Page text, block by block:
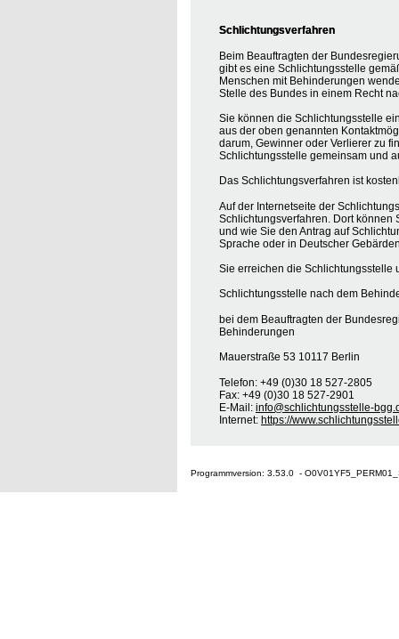
Schlichtungsverfahren
Beim Beauftragten der
gibt es eine Schlichtungsstelle
Menschen mit Behinderungen
Stelle des Bundes in einem Recht
Sie können die Schlichtungsstelle
aus der oben genannten
darum, Gewinner oder Verlierer zu
Schlichtungsstelle gemeinsam und
Das Schlichtungsverfahren ist
Auf der Internetseite der
Schlichtungsverfahren. Dort können
und wie Sie den Antrag auf
Sprache oder in Deutscher
Sie erreichen die Schlichtungsstelle
Schlichtungsstelle nach dem
bei dem Beauftragten der
Behinderungen
Mauerstraße 53 10117 Berlin
Telefon: +49 (0)30 18 527-2805
Fax: +49 (0)30 18 527-2901
E-Mail: info@schlichtungsstelle-
Internet: https://
Programmversion: 3.53.0 -